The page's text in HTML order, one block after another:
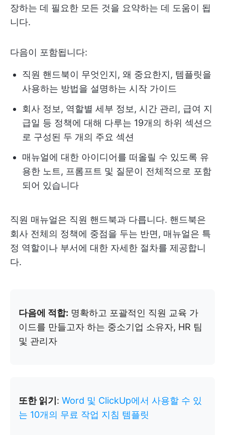
장하는 데 필요한 모든 것을 요약하는 데 도움이 됩
니다.
다음이 포함됩니다:
직원 핸드북이 무엇인지, 왜 중요한지, 템플릿을
사용하는 방법을 설명하는 시작 가이드
회사 정보, 역할별 세부 정보, 시간 관리, 급여 지
급일 등 정책에 대해 다루는 19개의 하위 섹션으
로 구성된 두 개의 주요 섹션
매뉴얼에 대한 아이디어를 떠올릴 수 있도록 유
용한 노트, 프롬프트 및 질문이 전체적으로 포함
되어 있습니다
직원 매뉴얼은 직원 핸드북과 다릅니다. 핸드북은
회사 전체의 정책에 중점을 두는 반면, 매뉴얼은 특
정 역할이나 부서에 대한 자세한 절차를 제공합니
다.
다음에 적합: 명확하고 포괄적인 직원 교육 가
이드를 만들고자 하는 중소기업 소유자, HR 팀
및 관리자
또한 읽기 : Word 및 ClickUp에서 사용할 수 있
는 10개의 무료 작업 지침 템플릿